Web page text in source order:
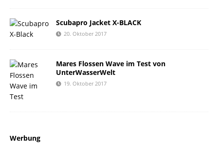
Scubapro Jacket X-BLACK
20. Oktober 2017
Mares Flossen Wave im Test von
UnterWasserWelt
19. Oktober 2017
Werbung